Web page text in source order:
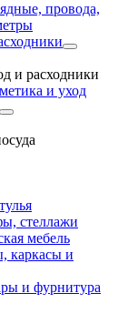
провода,
и расходники
и уход
стеллажи
мебель
каркасы и
и фурнитура